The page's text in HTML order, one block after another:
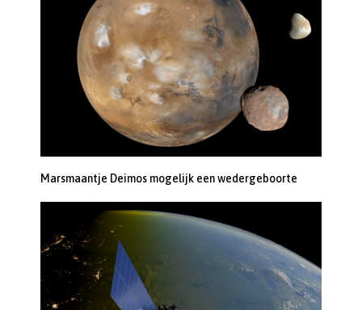
Marsmaantje Deimos mogelijk een wedergeboorte